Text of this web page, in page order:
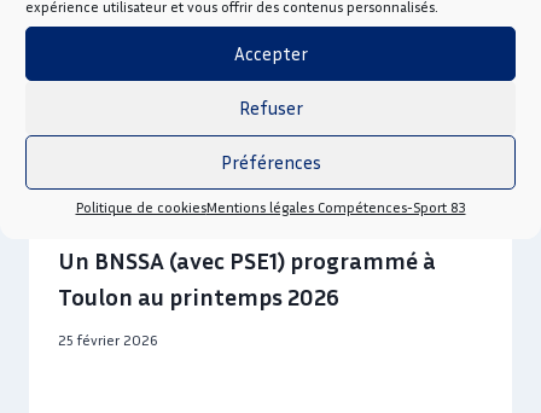
expérience utilisateur et vous offrir des contenus personnalisés.
Accepter
Refuser
Préférences
Politique de cookiesMentions légales Compétences-Sport 83
Un BNSSA (avec PSE1) programmé à
Toulon au printemps 2026
25 février 2026